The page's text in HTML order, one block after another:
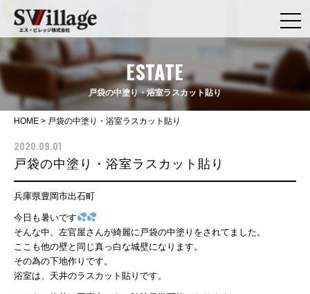
ESTATE
戸袋の中塗り・浴室ラスカット貼り
HOME > 戸袋の中塗り・浴室ラスカット貼り
2020.09.01
戸袋の中塗り・浴室ラスカット貼り
兵庫県豊岡市出石町
今日も暑いです
そんな中、左官屋さんが綺麗に戸袋の中塗りをされてました。
ここも他の壁と同じ真っ白な城壁になります。
その為の下地作りです。
浴室は、天井のラスカット貼りです。